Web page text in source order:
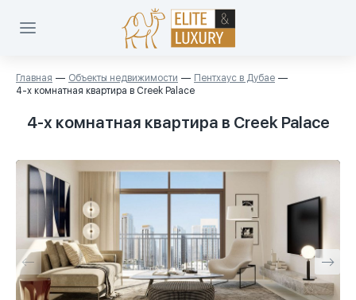
Главная Объекты недвижимости
Пентхаус в Дубае
4-х комнатная квартира в Creek Palace
4-х комнатная квартира в Creek Palace